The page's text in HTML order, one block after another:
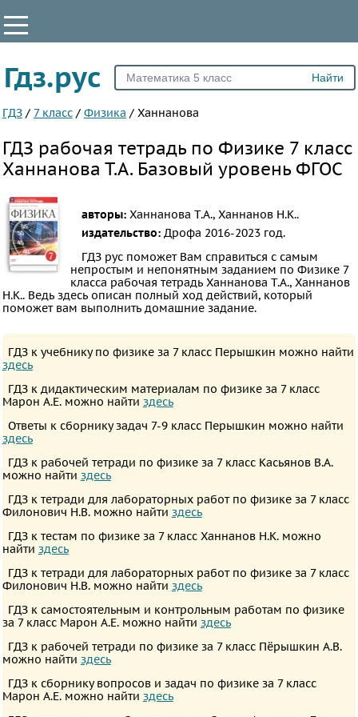
Все
5
7
9
10
11
ПРЕДМЕТЫ
Все
Математика
Английский
язык
язык
Алгебра
Физика
Химия
Немецкий
язык
язык
Украинский
язык
Французский
Гдз.рус
ГДЗ / 7 класс / Физика / Ханнанова
ГДЗ рабочая тетрадь по Физике 7 класс
Ханнанова Т.А. Базовый уровень ФГОС
авторы: Ханнанова Т.А., Ханнанов Н.К..
издательство: Дрофа 2016-2023 год.
ГДЗ рус поможет Вам справиться с самым
непростым и непонятным заданием по Физике 7
класса рабочая тетрадь Ханнанова Т.А., Ханнанов
Н.К.. Ведь здесь описан полный ход действий, который
поможет вам выполнить домашние задание.
ГДЗ к учебнику по физике за 7 класс Перышкин можно найти
здесь
ГДЗ к дидактическим материалам по физике за 7 класс
Марон А.Е. можно найти здесь
Ответы к сборнику задач 7-9 класс Перышкин можно найти
здесь
ГДЗ к рабочей тетради по физике за 7 класс Касьянов В.А.
можно найти здесь
ГДЗ к тетради для лабораторных работ по физике за 7 класс
Филонович Н.В. можно найти здесь
ГДЗ к тестам по физике за 7 класс Ханнанов Н.К. можно
найти здесь
ГДЗ к тетради для лабораторных работ по физике за 7 класс
Филонович Н.В. можно найти здесь
ГДЗ к самостоятельным и контрольным работам по физике
за 7 класс Марон А.Е. можно найти здесь
ГДЗ к рабочей тетради по физике за 7 класс Пёрышкин А.В.
можно найти здесь
ГДЗ к сборнику вопросов и задач по физике за 7 класс
Марон А.Е. можно найти здесь